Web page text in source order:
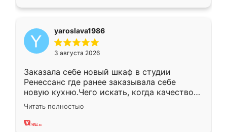
yaroslava1986
3 августа 2026
Заказала себе новый шкаф в студии
Ренессанс где ранее заказывала себе
новую кухню.Чего искать, когда качеством
вполне довольна. Служит кухня уже почти
два года, нареканий нет.
Читать полностью